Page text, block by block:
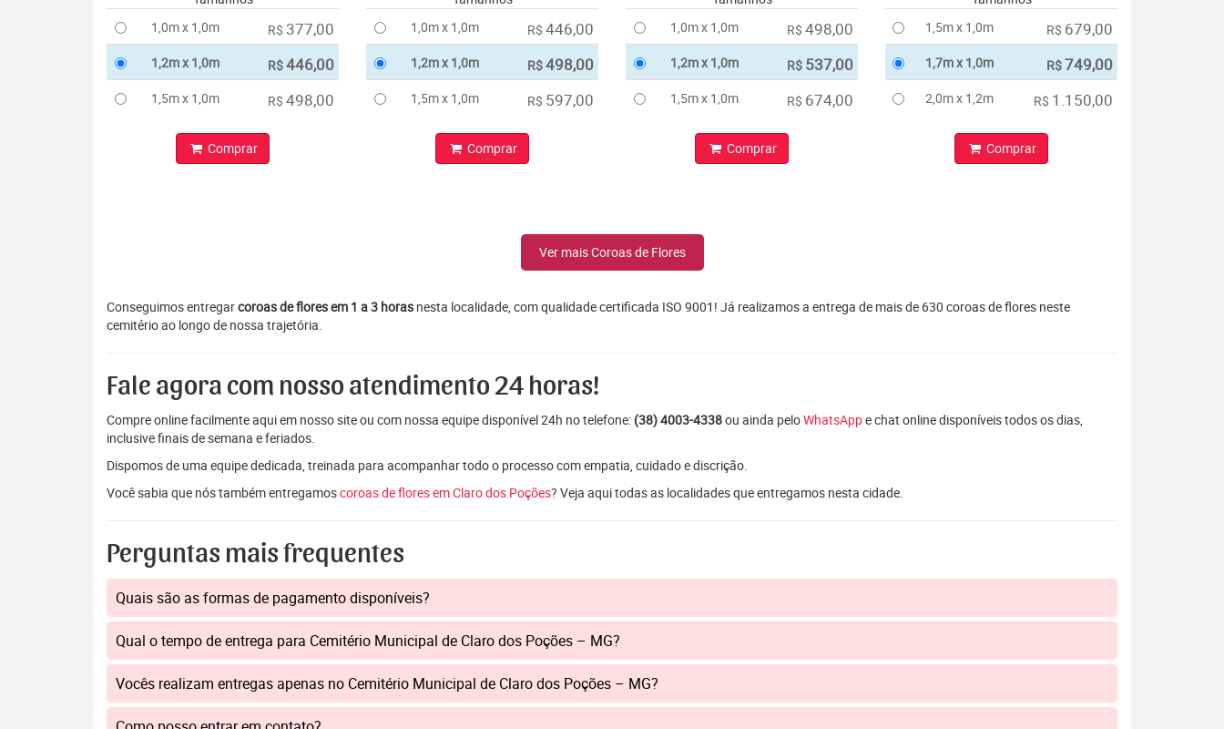
1,0m x 1,0m
R$ 377,00
1,2m x 1,0m R$446,00
1,5m x 1,0m R$ 498,00
Comprar
1,0m x 1,0m
R$ 446,00
1,2m x 1,0m R$498,00
1,5m x 1,0m R$ 597,00
Comprar
1,0m x 1,0m
R$ 498,00
1,2m x 1,0m R$ 537,00
1,5m x 1,0m R$ 674,00
Comprar
1,5m x 1,0m
R$ 679,00
1,7m x 1,0m R$749,00
2,0m x 1,2m R$ 1.150,00
Comprar
Ver mais Coroas de Flores
Conseguimos entregarcoroas de flores em 1 a 3 horas nesta localidade, com qualidade certificada ISO 9001! Já realizamos a entrega de mais de 630 coroas de flores neste
cemitério ao longo de nossa trajetória.
Fale agora com nosso atendimento 24 horas!
Compre online facilmente aqui em nosso site ou com nossa equipe disponível 24h no telefone: (38) 4003-4338ou ainda peloWhatsAppe chat online disponíveis todos os dias,
inclusive finais de semana e feriados.
Dispomos de uma equipe dedicada, treinada para acompanhar todo o processo com empatia, cuidado e discrição.
Você sabia que nós também entregamoscoroas de flores em Claro dos Poções? Veja aqui todas as localidades que entregamos nesta cidade.
Perguntas mais frequentes
Quais são as formas de pagamento disponíveis?
Qual o tempo de entrega para Cemitério Municipal de Claro dos Poções – MG?
Vocês realizam entregas apenas no Cemitério Municipal de Claro dos Poções – MG?